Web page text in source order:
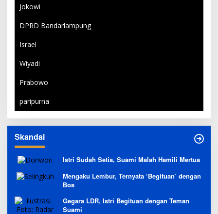
Jokowi
DPRD Bandarlampung
Israel
Wiyadi
Prabowo
paripurna
Skandal
Istri Sudah Setia, Suami Malah Hamili Mertua
Mengaku Lembur, Ternyata ‘Begituan’ dengan
Bos
Gegara LDR, Istri Begituan dengan Teman
Suami